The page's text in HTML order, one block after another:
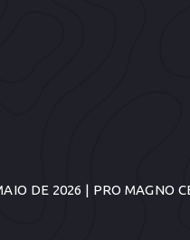
DE 2026 | PRO MAGNO